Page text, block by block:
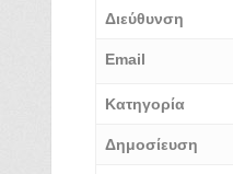
Διεύθυνση
Email
Κατηγορία
Δημοσίευση